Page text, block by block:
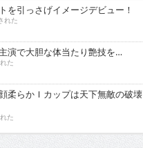
引っさげイメージデビュー！
れた
演で大胆な体当たり艶技を…
た
らかＩカップは天下無敵の破壊
た